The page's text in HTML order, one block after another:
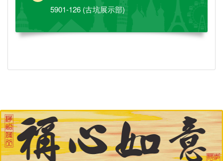
5901-126 (古坑展示部)